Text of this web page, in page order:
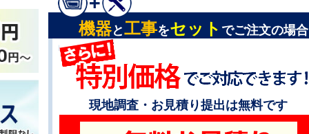
機器と工事をセット でご注文の場合
現地調査・お見積り提出は無料です